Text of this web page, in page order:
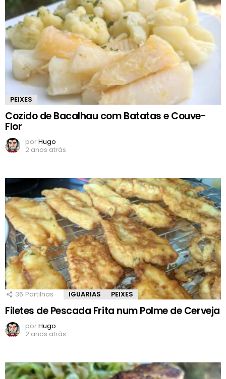
PEIXES
Cozido de Bacalhau com Batatas e Couve-
Flor
porHugo
2 anos atrás
36 Partilhas IGUARIAS PEIXES
Filetes de Pescada Frita num Polme de Cerveja
porHugo
2 anos atrás